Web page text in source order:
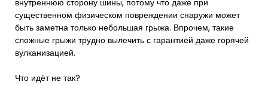
внутреннюю сторону шины, потому что даже при
существенном физическом повреждении снаружи может
быть заметна только небольшая грыжа. Впрочем, такие
сложные грыжи трудно вылечить с гарантией даже горячей
вулканизацией.
Что идёт не так?